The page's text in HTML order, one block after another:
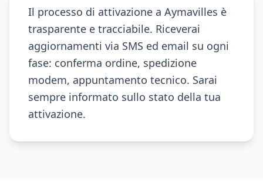
Il processo di attivazione a Aymavilles è
trasparente e tracciabile. Riceverai
aggiornamenti via SMS ed email su ogni
fase: conferma ordine, spedizione
modem, appuntamento tecnico. Sarai
sempre informato sullo stato della tua
attivazione.